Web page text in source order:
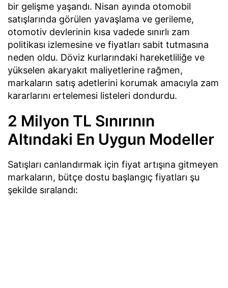
bir gelişme yaşandı. Nisan ayında otomobil
satışlarında görülen yavaşlama ve gerileme,
otomotiv devlerinin kısa vadede sınırlı zam
politikası izlemesine ve fiyatları sabit tutmasına
neden oldu. Döviz kurlarındaki hareketliliğe ve
yükselen akaryakıt maliyetlerine rağmen,
markaların satış adetlerini korumak amacıyla zam
kararlarını ertelemesi listeleri dondurdu.
2 Milyon TL Sınırının
Altındaki En Uygun Modeller
Satışları canlandırmak için fiyat artışına gitmeyen
markaların, bütçe dostu başlangıç fiyatları şu
şekilde sıralandı: